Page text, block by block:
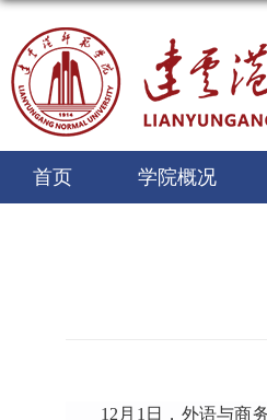
首页 学院概况
12月1日， 外语与商